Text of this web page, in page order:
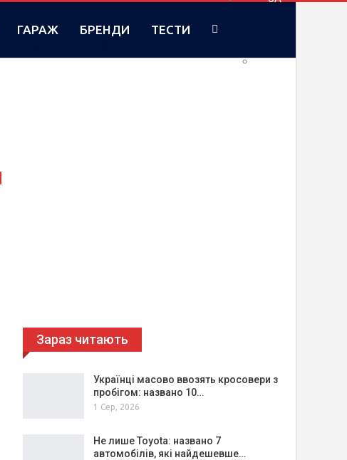
RU
ГАРАЖ БРЕНДИ ТЕСТИ
Зараз читають
Українці масово ввозять кросовери з
пробігом: названо 10…
1 Сер, 2026
Не лише Toyota: названо 7
автомобілів, які найдешевше…